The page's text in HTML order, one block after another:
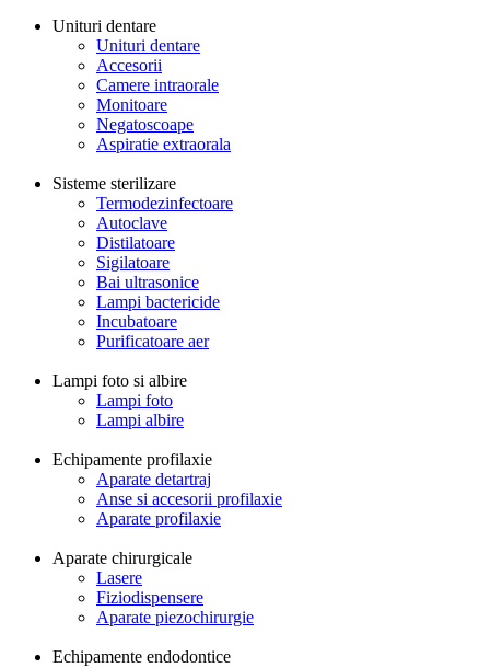
Unituri dentare
Unituri dentare
Accesorii
Camere intraorale
Monitoare
Negatoscoape
Aspiratie extraorala
Sisteme sterilizare
Termodezinfectoare
Autoclave
Distilatoare
Sigilatoare
Bai ultrasonice
Lampi bactericide
Incubatoare
Purificatoare aer
Lampi foto si albire
Lampi foto
Lampi albire
Echipamente profilaxie
Aparate detartraj
Anse si accesorii profilaxie
Aparate profilaxie
Aparate chirurgicale
Lasere
Fiziodispensere
Aparate piezochirurgie
Echipamente endodontice